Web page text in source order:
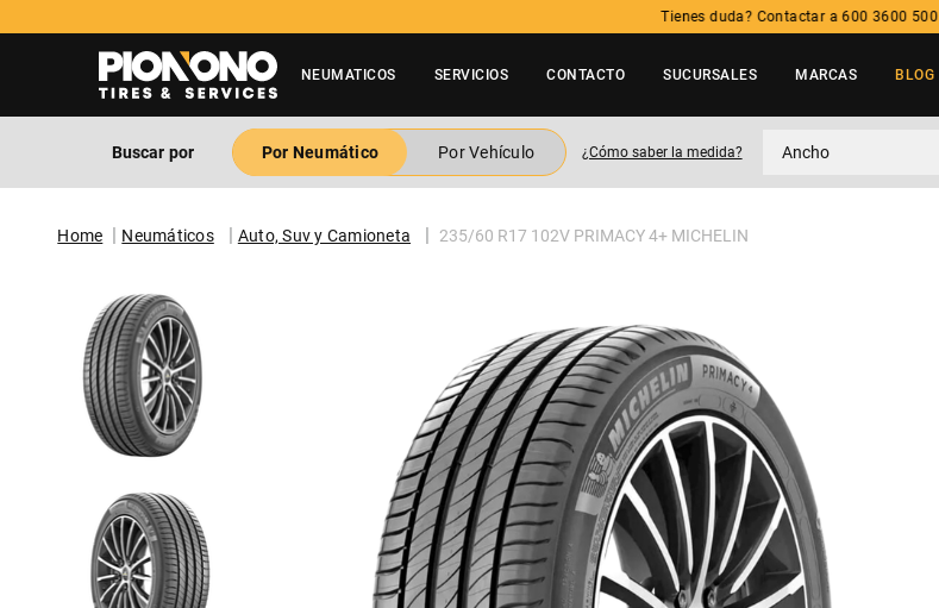
Tienes duda? Contactar a 600 3600 500
NEUMATICOS SERVICIOS CONTACTO SUCURSALES MARCAS BLOG
Buscar por Por Neumático Por Vehículo ¿Cómo saber la medida? Ancho
Neumáticos Auto, Suv y Camioneta 235/60 R17 102V PRIMACY 4+ MICHELIN
TÉRMINOS MÁS BUSCADOS
. neumatico
3. 205
5. 235